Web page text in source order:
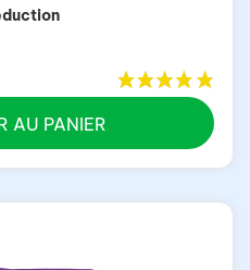
AU PANIER